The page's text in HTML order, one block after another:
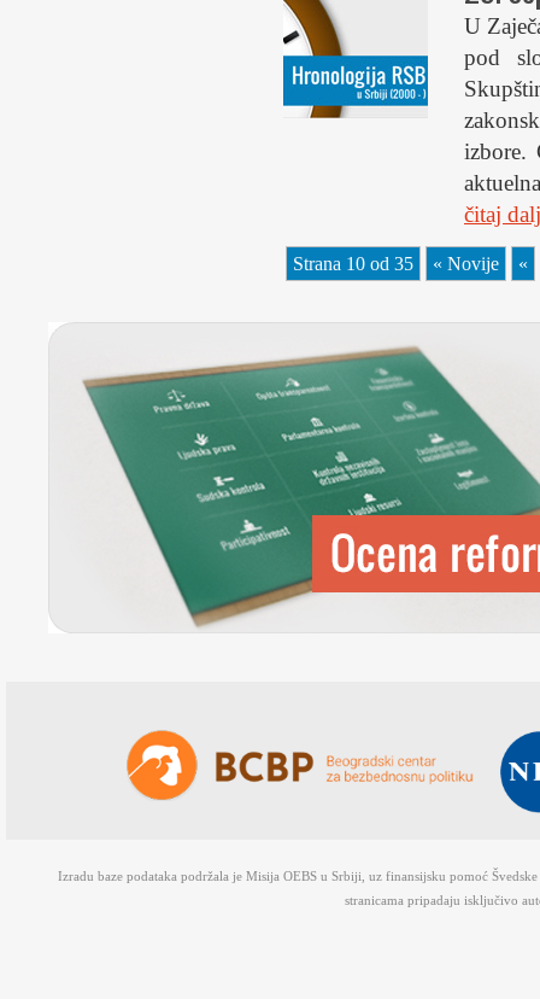
U
pod
izbore.
čitaj
Strana 10 od 35 « Novije «
Izradu baze podataka podržala je Misija OEBS u Srbiji, uz finansijsku pomoć
stranicama pripadaju isključivo